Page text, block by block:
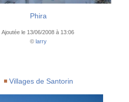
Phira
Ajoutée le 13/06/2008 à 13:06
©larry
Villages de Santorin